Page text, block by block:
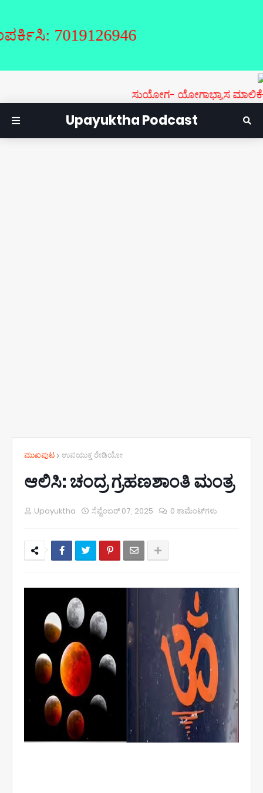
ಸುಯೋಗ- ಯೋಗಾಭ್ಯಾಸ ಮಾಲಿಕೆ-
Upayuktha Podcast
ಮುಖಪುಟ ಉಪಯುಕ್ತ ರೇಡಿಯೋ
ಆಲಿಸಿ: ಚಂದ್ರ ಗ್ರಹಣಶಾಂತಿ ಮಂತ್ರ
Upayuktha ಸೆಪ್ಟೆಂಬರ್ 07, 2025 0 ಕಾಮೆಂಟ್‌ಗಳು